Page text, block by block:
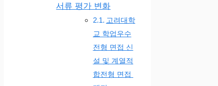
서류 평가 변화
고려대학
교 학업우수
전형 면접 신
설 및 계열적
합전형 면접